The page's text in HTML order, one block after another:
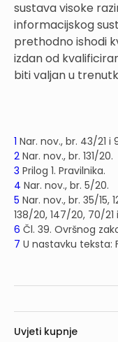
sustava visoke
informacijskog
prethodno ishodi
izdan od
biti valjan u
1 Nar. nov., br. 43/21
2 Nar. nov., br. 131/20.
3 Prilog 1. Pravilnika.
4 Nar. nov., br. 5/20.
5 Nar. nov., br. 35/15,
138/20, 147/20, 70/21
6 Čl. 39. Ovršnog
7 U nastavku teksta:
Uvjeti kupnje